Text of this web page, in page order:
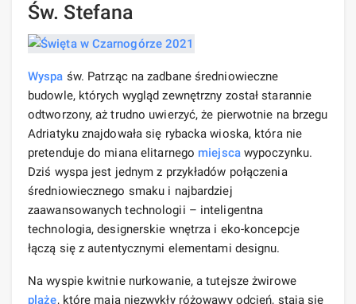
Św. Stefana
Wyspa św. Patrząc na zadbane średniowieczne
budowle, których wygląd zewnętrzny został starannie
odtworzony, aż trudno uwierzyć, że pierwotnie na brzegu
Adriatyku znajdowała się rybacka wioska, która nie
pretenduje do miana elitarnego miejscawypoczynku.
Dziś wyspa jest jednym z przykładów połączenia
średniowiecznego smaku i najbardziej
zaawansowanych technologii – inteligentna
technologia, designerskie wnętrza i eko-koncepcje
łączą się z autentycznymi elementami designu.
Na wyspie kwitnie nurkowanie, a tutejsze żwirowe
plaże, które mają niezwykły różowawy odcień, stają się